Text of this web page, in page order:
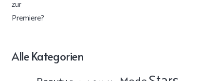
Alle Kategorien